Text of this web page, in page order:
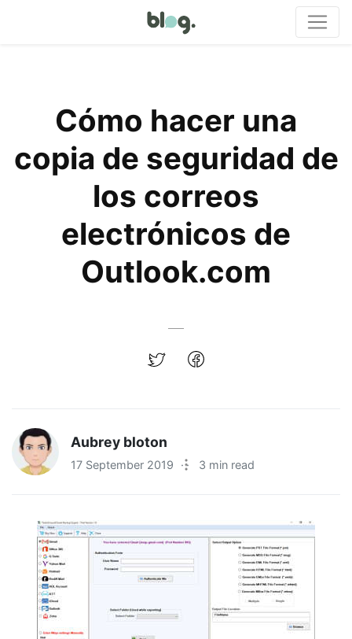
Cómo hacer una
copia de seguridad de
los correos
electrónicos de
Outlook.com
Aubrey bloton
17 September 2019 · 3 min read